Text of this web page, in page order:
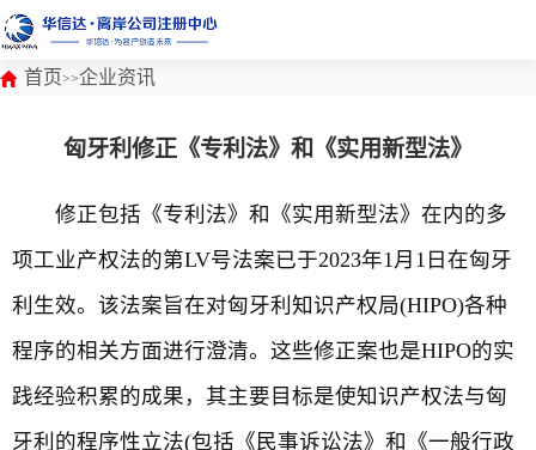
首页>>企业资讯
匈牙利修正《专利法》和《实用新型法》
修正包括《专利法》和《实用新型法》在内的多
项工业产权法的第LV号法案已于2023年1月1日在匈牙
利生效。该法案旨在对匈牙利知识产权局(HIPO)各种
程序的相关方面进行澄清。这些修正案也是HIPO的实
践经验积累的成果，其主要目标是使知识产权法与匈
牙利的程序性立法(包括《民事诉讼法》和《一般行政